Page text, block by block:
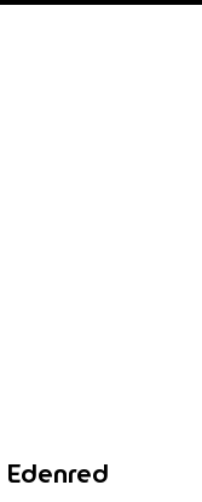
Edenred